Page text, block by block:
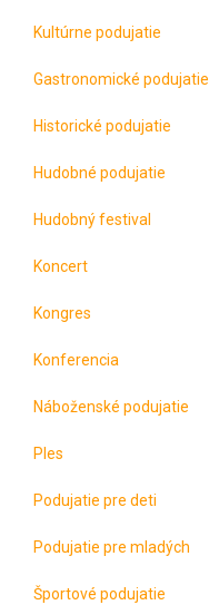
Kultúrne podujatie
Gastronomické podujatie
Historické podujatie
Hudobné podujatie
Hudobný festival
Koncert
Kongres
Konferencia
Náboženské podujatie
Ples
Podujatie pre deti
Podujatie pre mladých
Športové podujatie